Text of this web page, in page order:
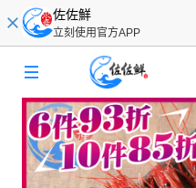
佐佐鮮
立刻使用官方APP